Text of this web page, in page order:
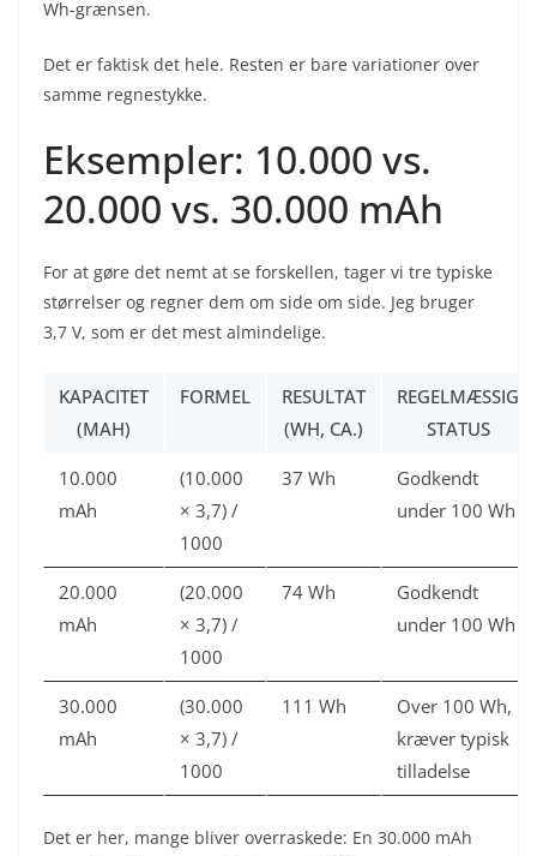
Wh-grænsen.
Det er faktisk det hele. Resten er bare variationer over
samme regnestykke.
Eksempler: 10.000 vs.
20.000 vs. 30.000 mAh
For at gøre det nemt at se forskellen, tager vi tre typiske
størrelser og regner dem om side om side. Jeg bruger
3,7 V, som er det mest almindelige.
KAPACITET
(MAH)
FORMEL
RESULTAT
(WH, CA.)
REGELMÆSSIG
STATUS
10.000
mAh
(10.000
× 3,7) /
1000
37 Wh
Godkendt
under 100 Wh
20.000
mAh
(20.000
× 3,7) /
1000
74 Wh
Godkendt
under 100 Wh
30.000
mAh
(30.000
× 3,7) /
1000
111 Wh
Over 100 Wh,
kræver typisk
tilladelse
Det er her, mange bliver overraskede: En 30.000 mAh